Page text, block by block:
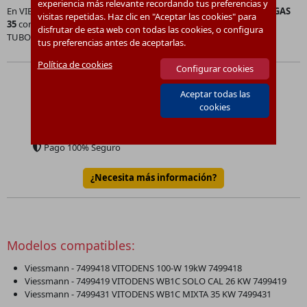
experiencia más relevante recordando tus preferencias y
visitas repetidas. Haz clic en "Aceptar las cookies" para
disfrutar de esta web con todas las cookies, o configura
tus preferencias antes de aceptarlas.
Política de cookies
Configurar cookies
Aceptar todas las
cookies
En VIETEC disponemos del productoTUBO UNION VALVULA DE GAS
35con número de referencia 7836439 .
TUBO UNION VALVULA DE GAS 35
14.64€
Cantidad por paquete:1
Pago 100% Seguro
¿Necesita más información?
Modelos compatibles:
Viessmann - 7499418 VITODENS 100-W 19kW 7499418
Viessmann - 7499419 VITODENS WB1C SOLO CAL 26 KW 7499419
Viessmann - 7499431 VITODENS WB1C MIXTA 35 KW 7499431